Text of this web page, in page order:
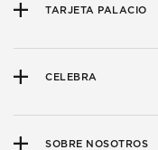
TARJETA PALACIO
CELEBRA
SOBRE NOSOTROS